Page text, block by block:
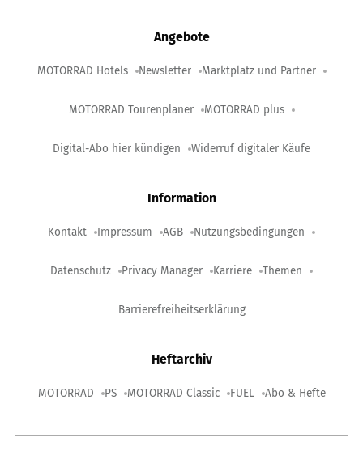
Angebote
MOTORRAD Hotels Newsletter Marktplatz und Partner
MOTORRAD Tourenplaner MOTORRAD plus
Digital-Abo hier kündigen Widerruf digitaler Käufe
Information
Kontakt Impressum AGB Nutzungsbedingungen
Datenschutz Privacy Manager Karriere Themen
Barrierefreiheitserklärung
Heftarchiv
MOTORRAD PS MOTORRAD Classic FUEL Abo & Hefte